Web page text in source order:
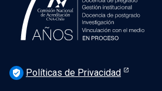
verified_user Políticas de Privacidad